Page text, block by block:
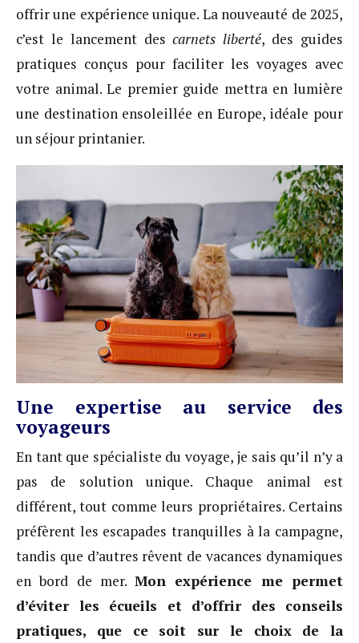
offrir une expérience unique. La nouveauté de 2025,
c’est le lancement descarnets liberté, des guides
pratiques conçus pour faciliter les voyages avec
votre animal. Le premier guide mettra en lumière
une destination ensoleillée en Europe, idéale pour
un séjour printanier.
Une expertise au service des
voyageurs
En tant que spécialiste du voyage, je sais qu’il n’y a
pas de solution unique. Chaque animal est
différent, tout comme leurs propriétaires. Certains
préfèrent les escapades tranquilles à la campagne,
tandis que d’autres rêvent de vacances dynamiques
en bord de mer.Mon expérience me permet
d’éviter les écueils et d’offrir des conseils
pratiques, que ce soit sur le choix de la